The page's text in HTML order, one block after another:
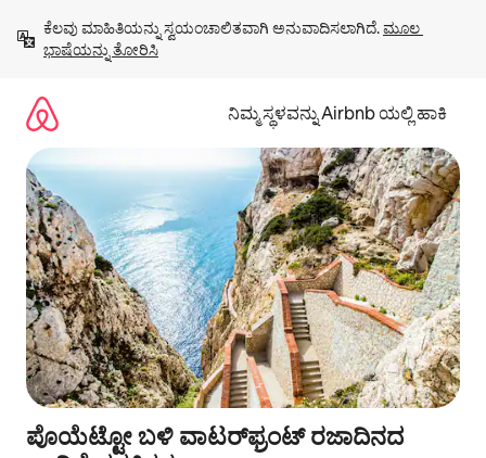
ಹೋಗಿ
ಕೆಲವು ಮಾಹಿತಿಯನ್ನು ಸ್ವಯಂಚಾಲಿತವಾಗಿ ಅನುವಾದಿಸಲಾಗಿದೆ. ಮೂಲ
ಭಾಷೆಯನ್ನು ತೋರಿಸಿ
ನಿಮ್ಮ ಸ್ಥಳವನ್ನು Airbnb ಯಲ್ಲಿ ಹಾಕಿ
ಪೊಯೆಟ್ಟೋ ಬಳಿ ವಾಟರ್‌ಫ್ರಂಟ್ ರಜಾದಿನದ